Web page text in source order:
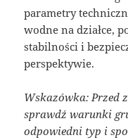
parametry
wodne na działce,
stabilności i
perspektywie.
Wskazówka: Przed
sprawdź warunki
odpowiedni typ i